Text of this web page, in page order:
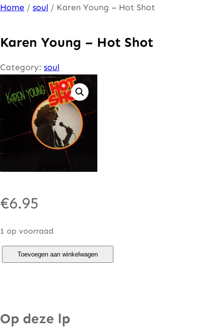
Ga
de
inhoud
Home / soul / Karen Young – Hot Shot
Karen Young – Hot Shot
Category: soul
€6.95
1 op voorraad
Y
Toevoegen aan winkelwagen
Op deze lp